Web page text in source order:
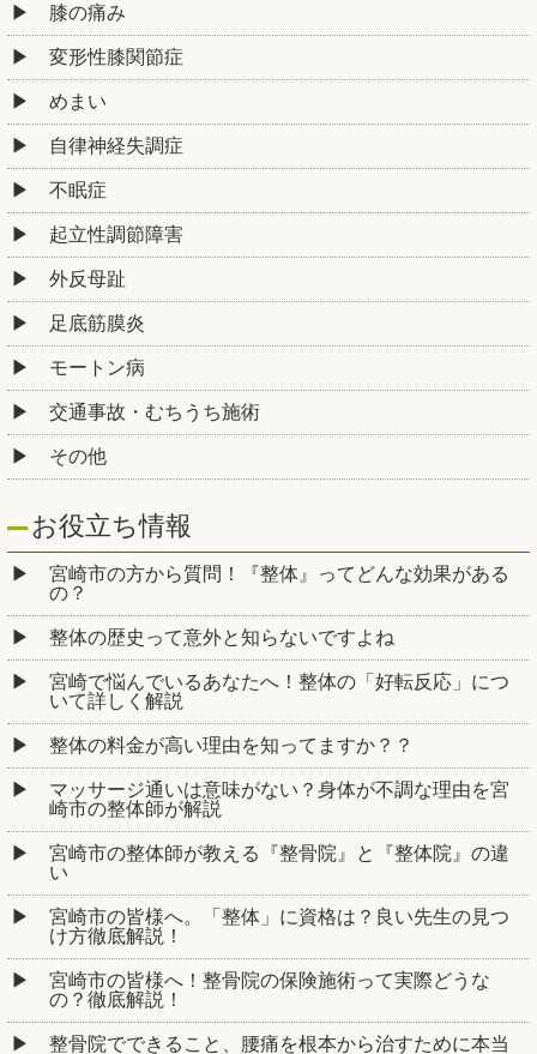
膝の痛み
変形性膝関節症
めまい
自律神経失調症
不眠症
起立性調節障害
外反母趾
足底筋膜炎
モートン病
交通事故・むちうち施術
その他
お役立ち情報
宮崎市の方から質問！『整体』ってどんな効果がある
の？
整体の歴史って意外と知らないですよね
宮崎で悩んでいるあなたへ！整体の「好転反応」につ
いて詳しく解説
整体の料金が高い理由を知ってますか？？
マッサージ通いは意味がない？身体が不調な理由を宮
崎市の整体師が解説
宮崎市の整体師が教える『整骨院』と『整体院』の違
い
宮崎市の皆様へ。「整体」に資格は？良い先生の見つ
け方徹底解説！
宮崎市の皆様へ！整骨院の保険施術って実際どうな
の？徹底解説！
整骨院でできること、腰痛を根本から治すために本当